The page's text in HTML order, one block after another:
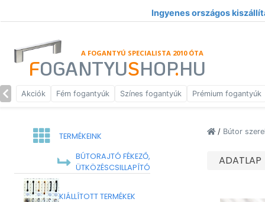
Ingyenes országos
A FOGANTYÚ SPECIALISTA 2010 ÓTA
FOGANTYUSHOP.HU
Akciók Fém fogantyúk Színes fogantyúk Prémium fogantyúk
TERMÉKEINK
BÚTORAJTÓ FÉKEZŐ,
ÜTKÖZÉSCSILLAPÍTÓ
KIÁLLÍTOTT TERMÉKEK
/ Bútor
ADATLAP